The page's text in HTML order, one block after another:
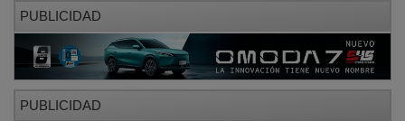
PUBLICIDAD
PUBLICIDAD